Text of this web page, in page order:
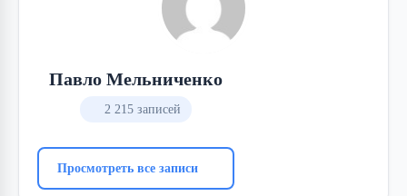
Павло Мельниченко
2 215 записей
Просмотреть все записи